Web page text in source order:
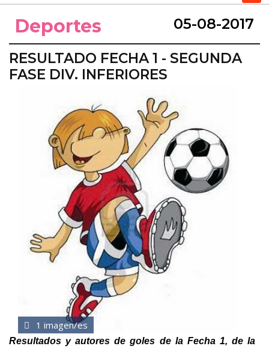
Deportes 05-08-2017
RESULTADO FECHA 1 - SEGUNDA
FASE DIV. INFERIORES
1 imagen/es
Resultados y autores de goles de la Fecha 1, de la